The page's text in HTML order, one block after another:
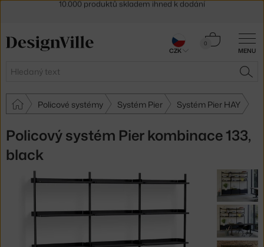
MENU
Hledat
0
Košík
Policové systémy Systém Pier Systém Pier HAY
Policový systém Pier kombinace 133,
black
30 dní na vrácení zboží
CZK